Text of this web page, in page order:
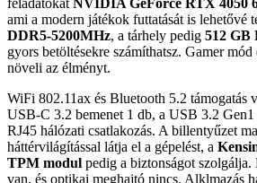
ami a modern játékok futtatását is lehetővé
DDR5-5200MHz, a tárhely pedig 512 GB
gyors betöltésekre számíthatsz. Gamer mód
növeli az élményt.
WiFi 802.11ax és Bluetooth 5.2 támogatás
USB-C 3.2 bemenet 1 db, a USB 3.2
RJ45 hálózati csatlakozás. A billentyűzet
háttérvilágítással látja el a gépelést, a
TPM modul pedig a biztonságot
van, és optikai meghajtó nincs. Alklmazás